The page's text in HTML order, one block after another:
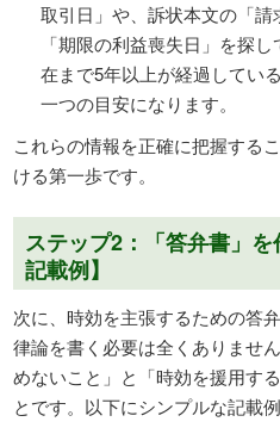
取引日」や、訴状本文の「
「期限の利益喪失日」を探
在まで5年以上が経過してい
一つの目安になります。
これらの情報を正確に把握する
ける第一歩です。
ステップ2：「答弁書」
記載例】
次に、時効を主張するための答
律論を書く必要は全くありませ
めないこと」と「時効を援用す
とです。以下にシンプルな記載例